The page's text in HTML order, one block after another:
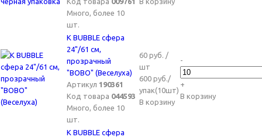
Много, более 10
шт.
K BUBBLE сфера
24"/61 см,
прозрачный
"BОВО" (Веселуха)
Артикул 190361
Код товара 044593
Много, более 10
шт.
60 руб. /
шт
600 руб./
упак(10шт)
В корзину
-
+
В корзину
K BUBBLE сфера